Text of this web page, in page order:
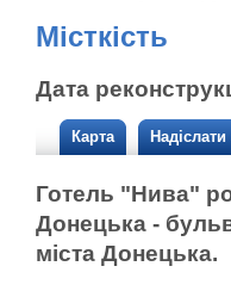
Місткість
Дата
Карта
Готель "Нива"
Донецька -
міста Донецька.